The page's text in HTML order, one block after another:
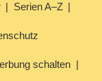
Serien A–Z
schalten